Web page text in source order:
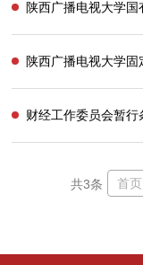
陕西广播电视大学
陕西广播电视大学固定资
财经工作委员会暂行
共3条 首页